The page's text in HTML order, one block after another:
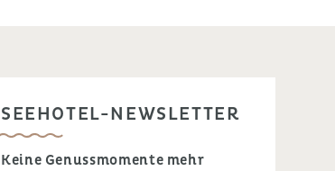
SEEHOTEL-NEWSLETTER
Keine Genussmomente mehr